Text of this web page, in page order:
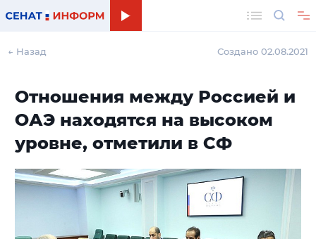
← Назад Создано 02.08.2021
Отношения между Россией и
ОАЭ находятся на высоком
уровне, отметили в СФ